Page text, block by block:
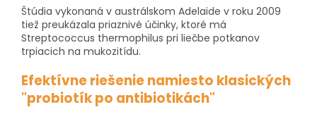
Štúdia vykonaná v austrálskom Adelaide v roku 2009
tiež preukázala priaznivé účinky, ktoré má
Streptococcus thermophilus pri liečbe potkanov
trpiacich na mukozitídu.
Efektívne riešenie namiesto klasických
"probiotík po antibiotikách"